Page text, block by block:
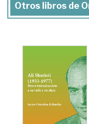
Otros libros de